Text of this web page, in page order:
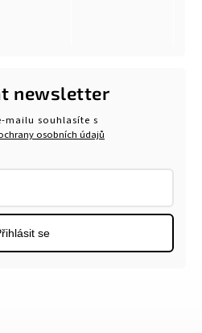
newsletter
mailu souhlasíte s
osobních údajů
se